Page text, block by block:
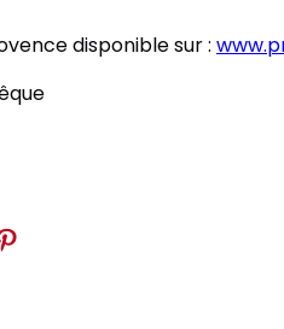
disponible sur :
Threadssur Pinterest